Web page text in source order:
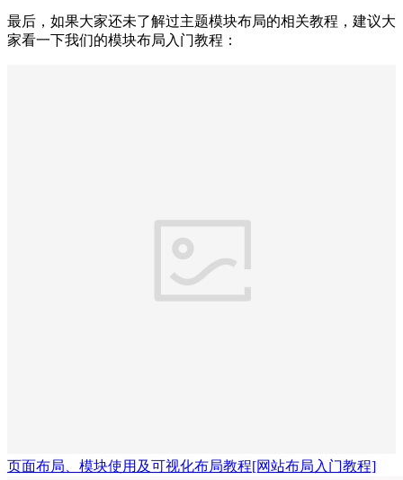
最后，如果大家还未了解过主题模块布局的相关教程，建议大
家看一下我们的模块布局入门教程：
页面布局、模块使用及可视化布局教程[网站布局入门教程]